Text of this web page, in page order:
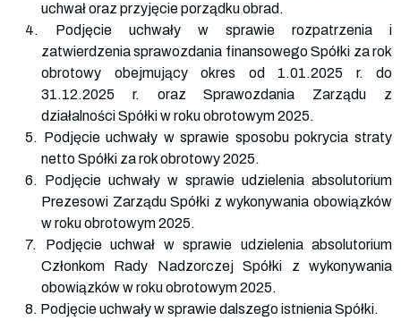
uchwał oraz przyjęcie porządku obrad.
4. Podjęcie uchwały w sprawie rozpatrzenia i
zatwierdzenia sprawozdania finansowego Spółki za rok
obrotowy obejmujący okres od 1.01.2025 r. do
31.12.2025 r. oraz Sprawozdania Zarządu z
działalności Spółki w roku obrotowym 2025.
5. Podjęcie uchwały w sprawie sposobu pokrycia straty
netto Spółki za rok obrotowy 2025.
6. Podjęcie uchwały w sprawie udzielenia absolutorium
Prezesowi Zarządu Spółki z wykonywania obowiązków
w roku obrotowym 2025.
7. Podjęcie uchwał w sprawie udzielenia absolutorium
Członkom Rady Nadzorczej Spółki z wykonywania
obowiązków w roku obrotowym 2025.
8. Podjęcie uchwały w sprawie dalszego istnienia Spółki.